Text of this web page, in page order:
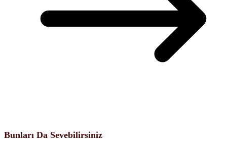
Bunları Da Sevebilirsiniz